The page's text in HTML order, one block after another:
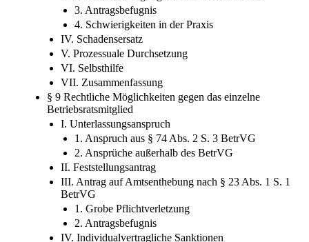
2. Berücksichtigung des Art. 5 Abs. 1 GG?
3. Antragsbefugnis
4. Schwierigkeiten in der Praxis
IV. Schadensersatz
V. Prozessuale Durchsetzung
VI. Selbsthilfe
VII. Zusammenfassung
§ 9 Rechtliche Möglichkeiten gegen das einzelne
Betriebsratsmitglied
I. Unterlassungsanspruch
1. Anspruch aus § 74 Abs. 2 S. 3 BetrVG
2. Ansprüche außerhalb des BetrVG
II. Feststellungsantrag
III. Antrag auf Amtsenthebung nach § 23 Abs. 1 S. 1
BetrVG
1. Grobe Pflichtverletzung
2. Antragsbefugnis